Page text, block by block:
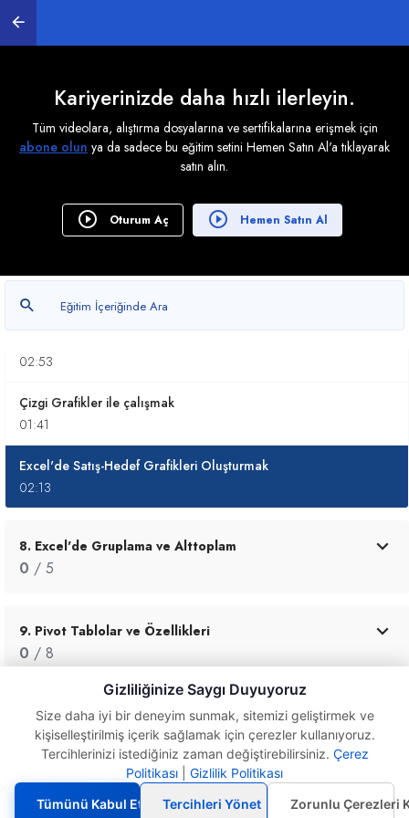
Kariyerinizde daha hızlı ilerleyin.
Tüm videolara, alıştırma dosyalarına ve sertifikalarına erişmek için
abone olun ya da sadece bu eğitim setini Hemen Satın Al'a tıklayarak
satın alın.
Oturum Aç Hemen Satın Al
7. Grafikler ile Çalışmak
Grafikler Oluşturmak
Çubuk Grafikler İle Çalışmak
04:18
02:53
Çizgi Grafikler ile çalışmak
01:41
Excel'de Satış-Hedef Grafikleri Oluşturmak
02:13
8. Excel'de Gruplama ve Alttoplam
0 / 5
9. Pivot Tablolar ve Özellikleri
0 / 8
10. Mac için Excel Raporlama Eğitimleri
/ 2
11. Excel:Mac 2011 Eğitimleri
Excel'de Satış-Hedef
Grafikleri Oluşturmak
Gizliliğinize Saygı Duyuyoruz
Size daha iyi bir deneyim sunmak, sitemizi geliştirmek ve
kişiselleştirilmiş içerik sağlamak için çerezler kullanıyoruz.
Tercihlerinizi istediğiniz zaman değiştirebilirsiniz. Çerez
Politikası
Gizlilik Politikası
Tümünü Kabul Et
Tercihleri Yönet Zorunlu Çerezleri